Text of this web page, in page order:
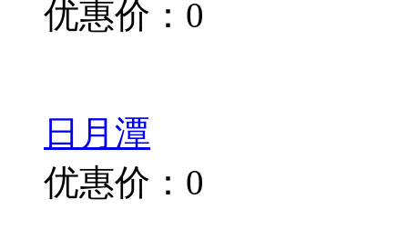
优惠价：0
日月潭
优惠价：0